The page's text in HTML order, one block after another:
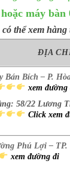
máy bàn
thể xem hàng
ĐỊA
Bán Bích – P.
xem đường
58/22 Lương
Click xem
Phú Lợi –
xem đường đi